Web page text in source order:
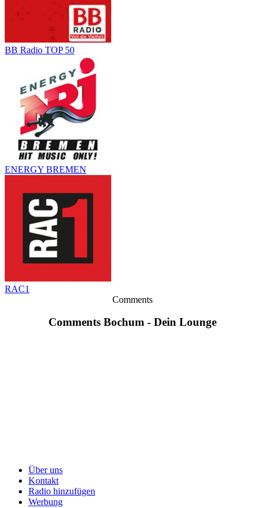
BB Radio TOP 50
ENERGY BREMEN
RAC1
Comments
Comments Bochum - Dein Lounge
Über uns
Kontakt
Radio hinzufügen
Werbung